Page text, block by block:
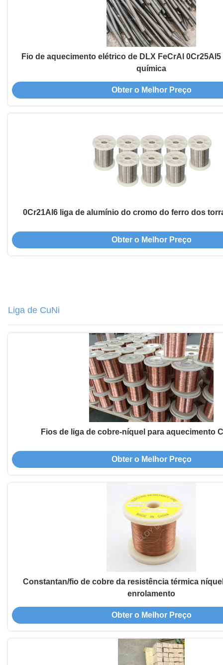
Fio de aquecimento elétrico de DLX FeCrAl
química
Obter o Melhor Preço
0Cr21Al6 liga de alumínio do cromo do ferro dos
Obter o Melhor Preço
Liga de CuNi
Fios de liga de cobre-níquel para aquecimento
Obter o Melhor Preço
Constantan/fio de cobre da resistência térmica
enrolamento
Obter o Melhor Preço